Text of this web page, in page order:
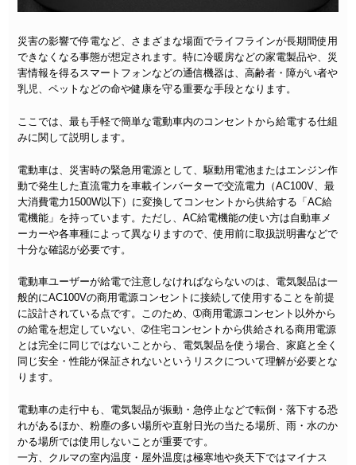
災害の影響で停電など、さまざまな場面でライフラインが長期間使用
できなくなる事態が想定されます。特に冷暖房などの家電製品や、災
害情報を得るスマートフォンなどの通信機器は、高齢者・障がい者や
乳児、ペットなどの命や健康を守る重要な手段となります。
ここでは、最も手軽で簡単な電動車内のコンセントから給電する仕組
みに関して説明します。
電動車は、災害時の緊急用電源として、駆動用電池またはエンジン作
動で発生した直流電力を車載インバーターで交流電力（AC100V、最
大消費電力1500W以下）に変換してコンセントから供給する「AC給
電機能」を持っています。ただし、AC給電機能の使い方は自動車メ
ーカーや各車種によって異なりますので、使用前に取扱説明書などで
十分な確認が必要です。
電動車ユーザーが給電で注意しなければならないのは、電気製品は一
般的にAC100Vの商用電源コンセントに接続して使用することを前提
に設計されている点です。このため、➀商用電源コンセント以外から
の給電を想定していない、➁住宅コンセントから供給される商用電源
とは完全に同じではないことから、電気製品を使う場合、家庭と全く
同じ安全・性能が保証されないというリスクについて理解が必要とな
ります。
電動車の走行中も、電気製品が振動・急停止などで転倒・落下する恐
れがあるほか、粉塵の多い場所や直射日光の当たる場所、雨・水のか
かる場所では使用しないことが重要です。
一方、クルマの室内温度・屋外温度は極寒地や炎天下ではマイナス